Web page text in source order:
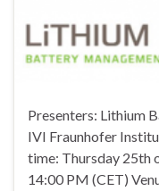
Presenters: Lithium
IVI Fraunhofer
time: Thursday 25th
14:00 PM (CET)